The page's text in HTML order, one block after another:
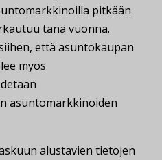
pitkään
tänä vuonna.
että asuntokaupan
myös
asuntomarkkinoiden
alustavien tietojen